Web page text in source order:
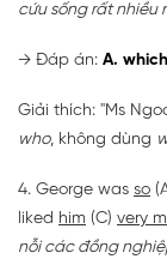
cứu sống rất nhiều
→ Đáp án: A.
Giải thích: "Ms
who, không dùng
4. George was so
liked him (C) very
nỗi các đồng